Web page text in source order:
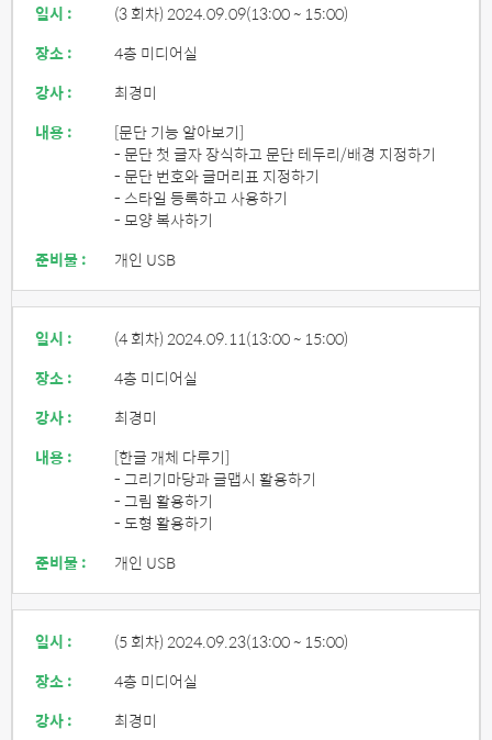
일시 : (3 회차) 2024.09.09(13:00 ~ 15:00)
장소 :
4층 미디어실
강사 :
최경미
내용 :
[문단 기능 알아보기]
- 문단 첫 글자 장식하고 문단 테두리/배경 지정하기
- 문단 번호와 글머리표 지정하기
- 스타일 등록하고 사용하기
- 모양 복사하기
준비물 :
개인 USB
일시 : (4 회차) 2024.09.11(13:00 ~ 15:00)
장소 :
4층 미디어실
강사 :
최경미
내용 :
[한글 개체 다루기]
- 그리기마당과 글맵시 활용하기
- 그림 활용하기
- 도형 활용하기
준비물 :
개인 USB
일시 : (5 회차) 2024.09.23(13:00 ~ 15:00)
장소 :
4층 미디어실
강사 :
최경미